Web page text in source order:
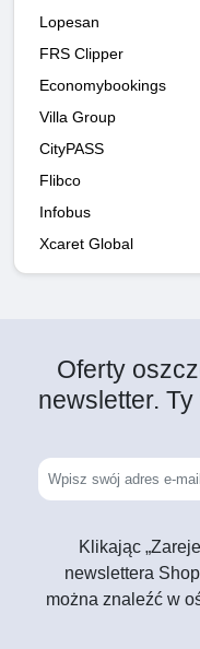
Lopesan
FRS Clipper
Economybookings
Villa Group
CityPASS
Flibco
Infobus
Xcaret Global
Oferty
newsletter.
Klikając
newslettera
można znaleźć w